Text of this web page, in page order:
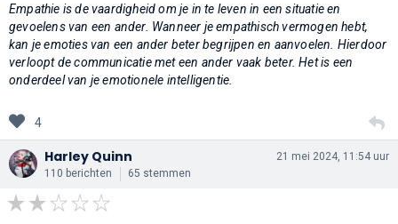
Empathie is de vaardigheid om je in te leven in een situatie en
gevoelens van een ander. Wanneer je empathisch vermogen hebt,
kan je emoties van een ander beter begrijpen en aanvoelen. Hierdoor
verloopt de communicatie met een ander vaak beter. Het is een
onderdeel van je emotionele intelligentie.
4
Harley Quinn
110 berichten 65 stemmen
21 mei 2024, 11:54 uur